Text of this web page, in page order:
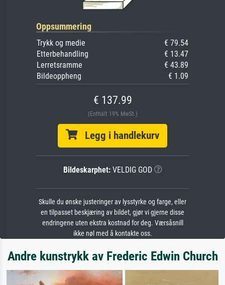
Oppsummering
Trykk og medie
€ 79.54
Etterbehandling
€ 13.47
Lerretsramme
€ 43.89
Bildeoppheng
€ 1.09
€ 137.99
(Enthält 19% MwSt.)
Legg i handlekurv
Bildeskarphet:VELDIG GOD
Skulle du ønske justeringer av lysstyrke og farge, eller
en tilpasset beskjæring av bildet, gjør vi gjerne disse
endringene uten ekstra kostnad for deg. Værsåsnill
ikke nøl med å kontakte oss.
Andre kunstrykk av Frederic Edwin Church